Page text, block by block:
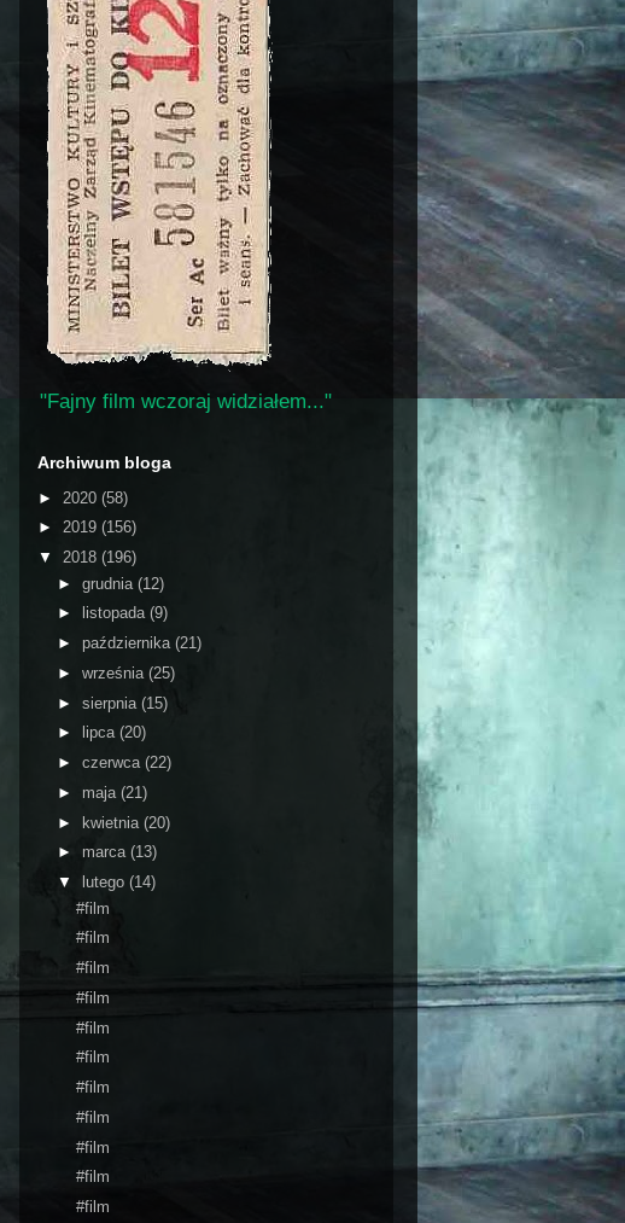
"Fajny film wczoraj widziałem..."
Archiwum bloga
► 2020 (58)
► 2019 (156)
▼ 2018 (196)
► grudnia (12)
►
listopada (9)
► października (21)
► września (25)
► sierpnia (15)
►
lipca (20)
► czerwca (22)
► maja (21)
► kwietnia (20)
► marca (13)
▼
lutego (14)
#film
#film
#film
#film
#film
#film
#film
#film
#film
#film
#film